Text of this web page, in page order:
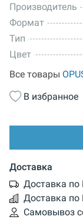
Производитель
Формат
Тип
Цвет
Все товары
В избранное
Доставка
Доставка по
Доставка по
Самовывоз